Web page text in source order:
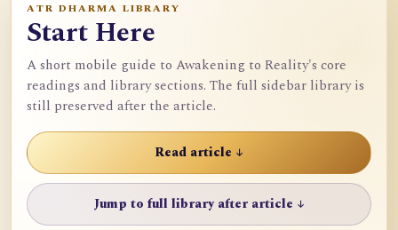
ATR DHARMA LIBRARY
Start Here
A short mobile guide to Awakening to Reality's core
readings and library sections. The full sidebar library is
still preserved after the article.
Read article ↓
Jump to full library after article ↓